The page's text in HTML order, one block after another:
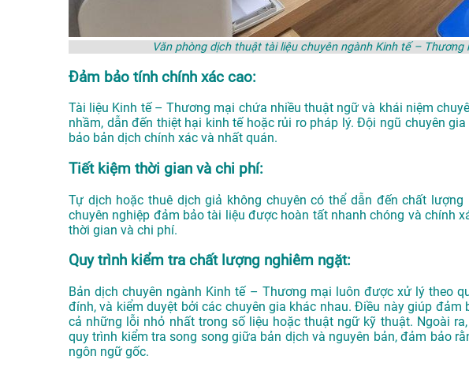
Văn phòng dịch thuật tài liệu chuyên ngành Kinh tế – Thương
Đảm bảo tính chính xác cao:
Tài liệu Kinh tế – Thương mại chứa nhiều thuật ngữ và khái niệm
nhầm, dẫn đến thiệt hại kinh tế hoặc rủi ro pháp lý. Đội ngũ chuyên
bảo bản dịch chính xác và nhất quán.
Tiết kiệm thời gian và chi phí:
Tự dịch hoặc thuê dịch giả không chuyên có thể dẫn đến chất
chuyên nghiệp đảm bảo tài liệu được hoàn tất nhanh chóng và chính
thời gian và chi phí.
Quy trình kiểm tra chất lượng nghiêm ngặt:
Bản dịch chuyên ngành Kinh tế – Thương mại luôn được xử lý theo
đính, và kiểm duyệt bởi các chuyên gia khác nhau. Điều này giúp
cả những lỗi nhỏ nhất trong số liệu hoặc thuật ngữ kỹ thuật. Ngoài
quy trình kiểm tra song song giữa bản dịch và nguyên bản, đảm bảo
ngôn ngữ gốc.